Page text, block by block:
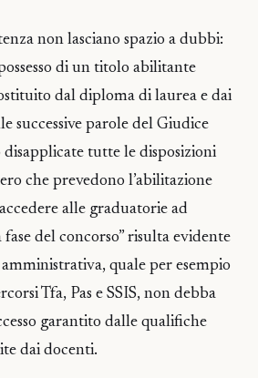
non lasciano spazio a dubbi:
di un titolo abilitante
dal diploma di laurea e dai
successive parole del Giudice
disapplicate tutte le disposizioni
che prevedono l’abilitazione
alle graduatorie ad
del concorso” risulta evidente
quale per esempio
Tfa, Pas e SSIS, non debba
garantito dalle qualifiche
dai docenti.